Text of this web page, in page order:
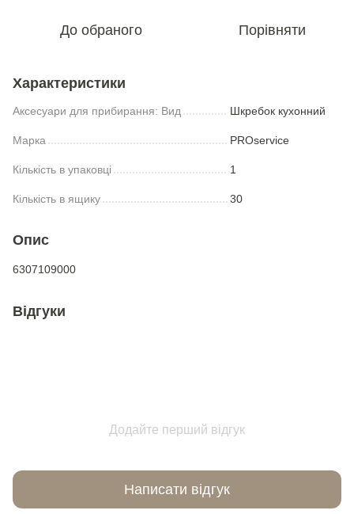
До обраного Порівняти
Характеристики
Аксесуари для прибирання: Вид Шкребок кухонний
Марка PROservice
Кількість в упаковці 1
Кількість в ящику 30
Опис
6307109000
Відгуки
Додайте перший відгук
Написати відгук